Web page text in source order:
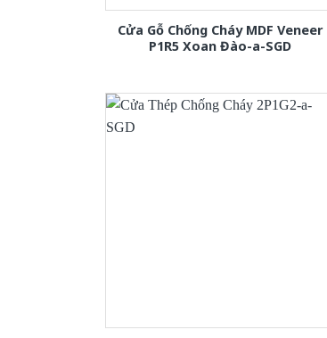
Cửa Gỗ Chống Cháy MDF Veneer
P1R5 Xoan Đào-a-SGD